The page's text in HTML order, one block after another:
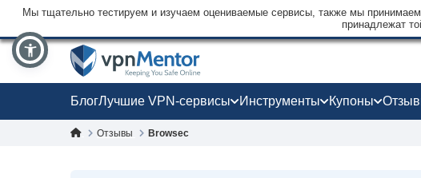
Мы тщательно тестируем и изучаем оцениваемые сервисы, также мы
принадлежат
БлогЛучшие VPN-сервисы Инструменты Купоны
Отзывы Browsec